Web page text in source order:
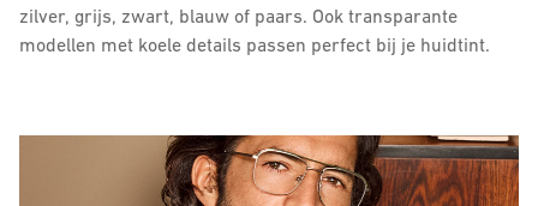
zilver, grijs, zwart, blauw of paars. Ook transparante
modellen met koele details passen perfect bij je huidtint.